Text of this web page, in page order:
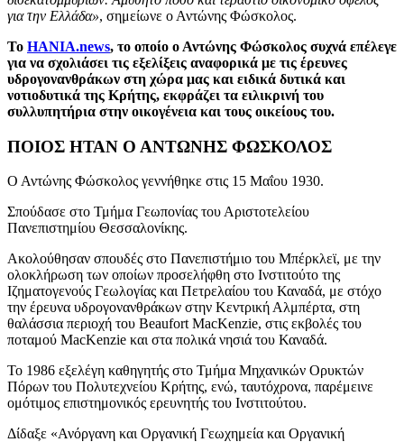
για την Ελλάδα», σημείωνε ο Αντώνης Φώσκολος.
Το HANIA.news, το οποίο ο Αντώνης Φώσκολος συχνά επέλεγε
για να σχολιάσει τις εξελίξεις αναφορικά με τις έρευνες
υδρογονανθράκων στη χώρα μας και ειδικά δυτικά και
νοτιοδυτικά της Κρήτης, εκφράζει τα ειλικρινή του
συλλυπητήρια στην οικογένεια και τους οικείους του.
ΠΟΙΟΣ ΗΤΑΝ Ο ΑΝΤΩΝΗΣ ΦΩΣΚΟΛΟΣ
Ο Αντώνης Φώσκολος γεννήθηκε στις 15 Μαΐου 1930.
Σπούδασε στο Τμήμα Γεωπονίας του Αριστοτελείου
Πανεπιστημίου Θεσσαλονίκης.
Ακολούθησαν σπουδές στο Πανεπιστήμιο του Μπέρκλεϊ, με την
ολοκλήρωση των οποίων προσελήφθη στο Ινστιτούτο της
Ιζηματογενούς Γεωλογίας και Πετρελαίου του Καναδά, με στόχο
την έρευνα υδρογονανθράκων στην Κεντρική Αλμπέρτα, στη
θαλάσσια περιοχή του Beaufort MacΚenzie, στις εκβολές του
ποταμού MacKenzie και στα πολικά νησιά του Καναδά.
Το 1986 εξελέγη καθηγητής στο Τμήμα Μηχανικών Ορυκτών
Πόρων του Πολυτεχνείου Κρήτης, ενώ, ταυτόχρονα, παρέμεινε
ομότιμος επιστημονικός ερευνητής του Ινστιτούτου.
Δίδαξε «Ανόργανη και Οργανική Γεωχημεία και Οργανική